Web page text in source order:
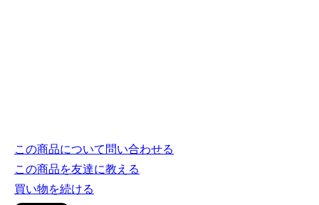
この商品について問い合わせる
この商品を友達に教える
買い物を続ける